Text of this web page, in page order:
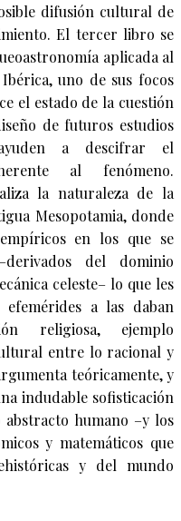
difusión cultural de
El tercer libro se
aplicada al
uno de sus focos
el estado de la cuestión
de futuros estudios
a descifrar el
al fenómeno.
la naturaleza de la
Mesopotamia, donde
en los que se
del dominio
celeste– lo que les
a las daban
religiosa, ejemplo
entre lo racional y
teóricamente, y
indudable sofisticación
humano –y los
y matemáticos que
y del mundo